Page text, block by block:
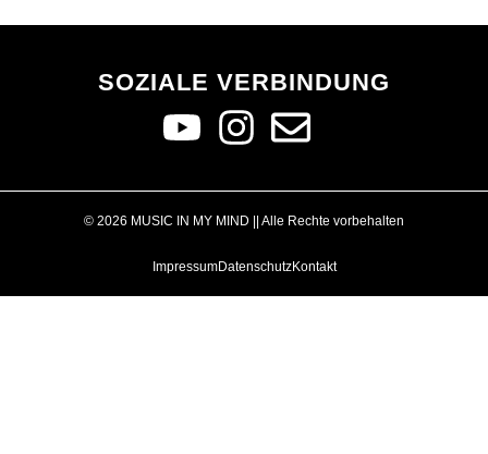
SOZIALE VERBINDUNG
© 2026 MUSIC IN MY MIND || Alle Rechte vorbehalten
ImpressumDatenschutzKontakt